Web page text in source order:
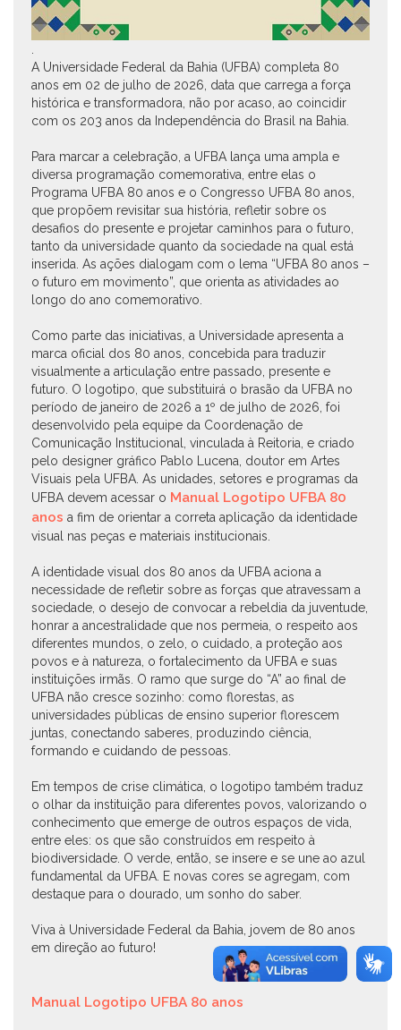
A Universidade Federal da Bahia (UFBA) completa 80
anos em 02 de julho de 2026, data que carrega a força
histórica e transformadora, não por acaso, ao coincidir
com os 203 anos da Independência do Brasil na Bahia.
Para marcar a celebração, a UFBA lança uma ampla e
diversa programação comemorativa, entre elas o
Programa UFBA 80 anos e o Congresso UFBA 80 anos,
que propõem revisitar sua história, refletir sobre os
desafios do presente e projetar caminhos para o futuro,
tanto da universidade quanto da sociedade na qual está
inserida. As ações dialogam com o lema “UFBA 80 anos –
o futuro em movimento”, que orienta as atividades ao
longo do ano comemorativo.
Como parte das iniciativas, a Universidade apresenta a
marca oficial dos 80 anos, concebida para traduzir
visualmente a articulação entre passado, presente e
futuro. O logotipo, que substituirá o brasão da UFBA no
período de janeiro de 2026 a 1º de julho de 2026, foi
desenvolvido pela equipe da Coordenação de
Comunicação Institucional, vinculada à Reitoria, e criado
pelo designer gráfico Pablo Lucena, doutor em Artes
Visuais pela UFBA. As unidades, setores e programas da
UFBA devem acessar o Manual Logotipo UFBA 80
anos a fim de orientar a correta aplicação da identidade
visual nas peças e materiais institucionais.
A identidade visual dos 80 anos da UFBA aciona a
necessidade de refletir sobre as forças que atravessam a
sociedade, o desejo de convocar a rebeldia da juventude,
honrar a ancestralidade que nos permeia, o respeito aos
diferentes mundos, o zelo, o cuidado, a proteção aos
povos e à natureza, o fortalecimento da UFBA e suas
instituições irmãs. O ramo que surge do “A” ao final de
UFBA não cresce sozinho: como florestas, as
universidades públicas de ensino superior florescem
juntas, conectando saberes, produzindo ciência,
formando e cuidando de pessoas.
Em tempos de crise climática, o logotipo também traduz
o olhar da instituição para diferentes povos, valorizando o
conhecimento que emerge de outros espaços de vida,
entre eles: os que são construídos em respeito à
biodiversidade. O verde, então, se insere e se une ao azul
fundamental da UFBA. E novas cores se agregam, com
destaque para o dourado, um sonho do saber.
Viva à Universidade Federal da Bahia, jovem de 80 anos
em direção ao futuro!
Manual Logotipo UFBA 80 anos